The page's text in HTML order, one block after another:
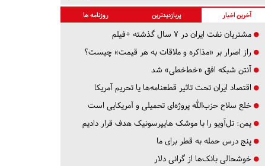
آخرین اخبار پربازدیدترین روزنامه ها
مشتریان نفت ایران در ۷ سال گذشته +فیلم
راز اصرار بر «مذاکره و ملاقات به هر قیمت» چیست؟
آنتن شبکه افق «خط‌خطی» شد
اقتصاد ایران تحت تاثیر قطعنامه‌ها یا تحریم‌ آمریکا
خلع سلاح حزب‌الله پروژه‌ای تحمیلی و آمریکایی است
یمن: تل‌آویو را با موشک هایپرسونیک هدف قرار دادیم
پنج درس‌ حمله به قطر برای ما
خوشحالی بانک‌ها از گرانی دلار